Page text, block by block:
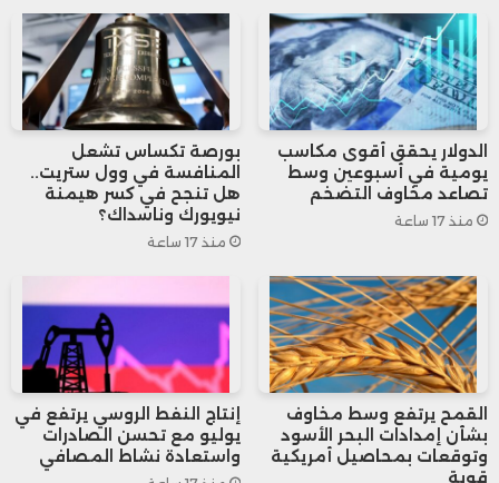
في عدة مناطق بالصين.
وأوضحت جينغي بان، المديرة المساعدة
للشؤون الاقتصادية في “ستاندرد آند بورز
جلوبال”، أن المسح كشف عن انخفاض الإنتاج
مضيفة أن ضعف الطلب الخارجي يرجع إلى
حالة عدم اليقين المستمرة بشأن التجارة
العالمية، مما يؤثر سلبًا على القطاع الصناعي
الصيني.
الدولار يحقق أقوى مكاسب
يومية في أسبوعين وسط
تصاعد مخاوف التضخم
منذ 17 ساعة
بورصة تكساس تشعل
المنافسة في وول ستريت..
هل تنجح في كسر هيمنة
نيويورك وناسداك؟
منذ 17 ساعة
القمح يرتفع وسط مخاوف
بشأن إمدادات البحر الأسود
وتوقعات بمحاصيل أمريكية
قوية
إنتاج النفط الروسي يرتفع في
يوليو مع تحسن الصادرات
واستعادة نشاط المصافي